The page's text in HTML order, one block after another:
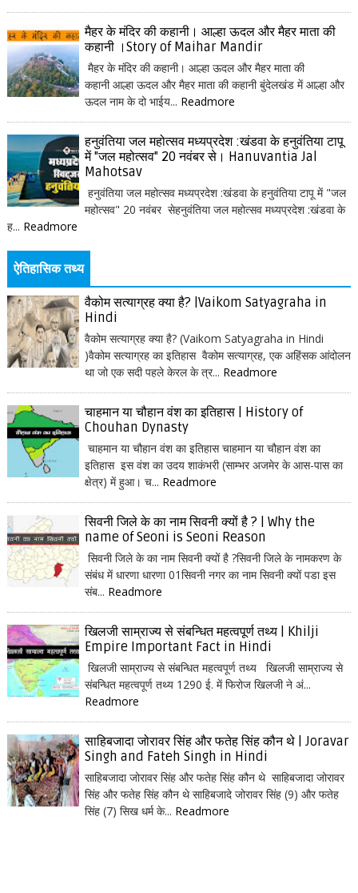
मैहर के मंदिर की कहानी। आल्हा ऊदल और मैहर माता की
कहानी ।Story of Maihar Mandir
मैहर के मंदिर की कहानी। आल्हा ऊदल और मैहर माता की
कहानी आल्हा ऊदल और मैहर माता की कहानी बुंदेलखंड में आल्हा और
ऊदल नाम के दो भाईय... Readmore
हनुवंतिया जल महोत्सव मध्यप्रदेश :खंडवा के हनुवंतिया टापू
में "जल महोत्सव" 20 नवंबर से। Hanuvantia Jal
Mahotsav
हनुवंतिया जल महोत्सव मध्यप्रदेश :खंडवा के हनुवंतिया टापू में "जल
महोत्सव" 20 नवंबर सेहनुवंतिया जल महोत्सव मध्यप्रदेश :खंडवा के
ह... Readmore
ऐतिहासिक तथ्य
वैकोम सत्याग्रह क्या है? |Vaikom Satyagraha in
Hindi
वैकोम सत्याग्रह क्या है? (Vaikom Satyagraha in Hindi
)वैकोम सत्याग्रह का इतिहास वैकोम सत्याग्रह, एक अहिंसक आंदोलन
था जो एक सदी पहले केरल के त्र... Readmore
चाहमान या चौहान वंश का इतिहास | History of
Chouhan Dynasty
चाहमान या चौहान वंश का इतिहास चाहमान या चौहान वंश का
इतिहास इस वंश का उदय शाकंभरी (साम्भर अजमेर के आस-पास का
क्षेत्र) में हुआ। च... Readmore
सिवनी जिले के का नाम सिवनी क्यों है ? | Why the
name of Seoni is Seoni Reason
सिवनी जिले के का नाम सिवनी क्यों है ?सिवनी जिले के नामकरण के
संबंध में धारणा धारणा 01सिवनी नगर का नाम सिवनी क्यों पडा इस
संब... Readmore
खिलजी साम्राज्य से संबन्धित महत्वपूर्ण तथ्य | Khilji
Empire Important Fact in Hindi
खिलजी साम्राज्य से संबन्धित महत्वपूर्ण तथ्य खिलजी साम्राज्य से
संबन्धित महत्वपूर्ण तथ्य 1290 ई. में फिरोज खिलजी ने अं...
Readmore
साहिबजादा जोरावर सिंह और फतेह सिंह कौन थे | Joravar
Singh and Fateh Singh in Hindi
साहिबजादा जोरावर सिंह और फतेह सिंह कौन थे साहिबजादा जोरावर
सिंह और फतेह सिंह कौन थे साहिबजादे जोरावर सिंह (9) और फतेह
सिंह (7) सिख धर्म के... Readmore